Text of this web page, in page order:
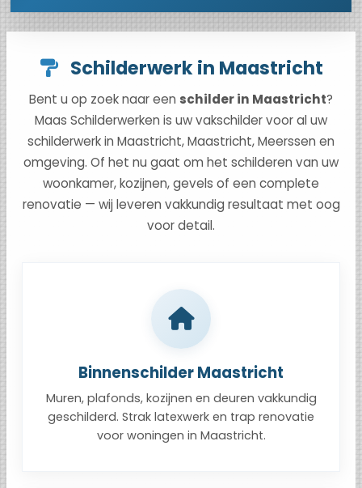
Schilderwerk in Maastricht
Bent u op zoek naar een schilder in Maastricht?
Maas Schilderwerken is uw vakschilder voor al uw
schilderwerk in Maastricht, Maastricht, Meerssen en
omgeving. Of het nu gaat om het schilderen van uw
woonkamer, kozijnen, gevels of een complete
renovatie — wij leveren vakkundig resultaat met oog
voor detail.
Binnenschilder Maastricht
Muren, plafonds, kozijnen en deuren vakkundig
geschilderd. Strak latexwerk en trap renovatie
voor woningen in Maastricht.